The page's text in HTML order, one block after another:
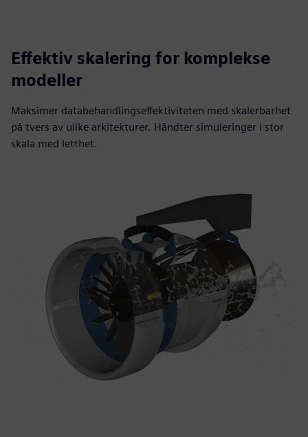
Effektiv skalering for komplekse
modeller
Maksimer databehandlingseffektiviteten med skalerbarhet
på tvers av ulike arkitekturer. Håndter simuleringer i stor
skala med letthet.